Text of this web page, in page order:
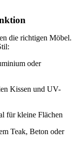
die richtigen Möbel.
oder
Kissen und UV-
für kleine Flächen
Teak, Beton oder